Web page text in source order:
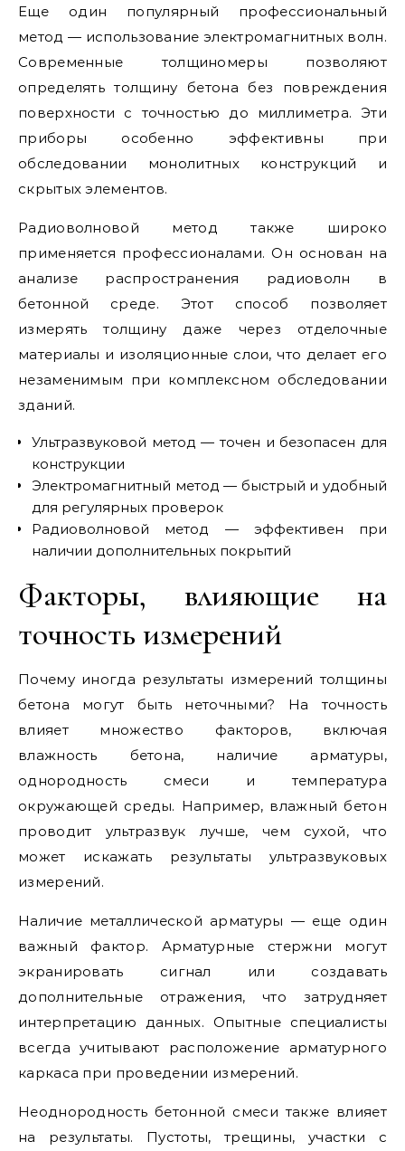
Еще один популярный профессиональный
метод — использование электромагнитных волн.
Современные толщиномеры позволяют
определять толщину бетона без повреждения
поверхности с точностью до миллиметра. Эти
приборы особенно эффективны при
обследовании монолитных конструкций и
скрытых элементов.
Радиоволновой метод также широко
применяется профессионалами. Он основан на
анализе распространения радиоволн в
бетонной среде. Этот способ позволяет
измерять толщину даже через отделочные
материалы и изоляционные слои, что делает его
незаменимым при комплексном обследовании
зданий.
Ультразвуковой метод — точен и безопасен для
конструкции
Электромагнитный метод — быстрый и удобный
для регулярных проверок
Радиоволновой метод — эффективен при
наличии дополнительных покрытий
Факторы, влияющие на
точность измерений
Почему иногда результаты измерений толщины
бетона могут быть неточными? На точность
влияет множество факторов, включая
влажность бетона, наличие арматуры,
однородность смеси и температура
окружающей среды. Например, влажный бетон
проводит ультразвук лучше, чем сухой, что
может искажать результаты ультразвуковых
измерений.
Наличие металлической арматуры — еще один
важный фактор. Арматурные стержни могут
экранировать сигнал или создавать
дополнительные отражения, что затрудняет
интерпретацию данных. Опытные специалисты
всегда учитывают расположение арматурного
каркаса при проведении измерений.
Неоднородность бетонной смеси также влияет
на результаты. Пустоты, трещины, участки с